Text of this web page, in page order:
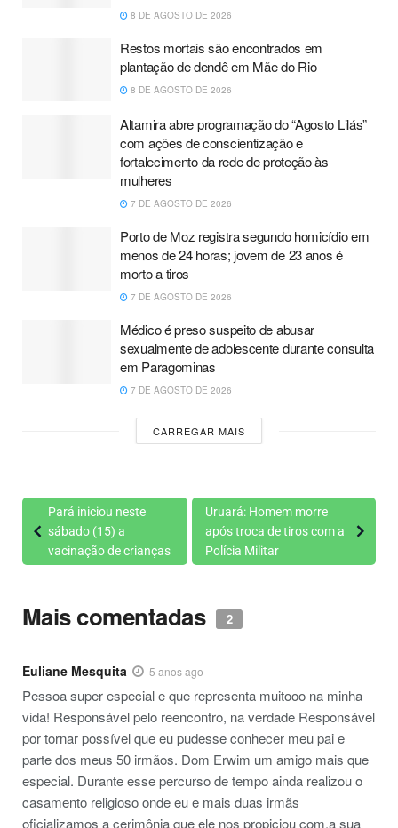
8 DE AGOSTO DE 2026
Restos mortais são encontrados em
plantação de dendê em Mãe do Rio
8 DE AGOSTO DE 2026
Altamira abre programação do “Agosto Lilás”
com ações de conscientização e
fortalecimento da rede de proteção às
mulheres
7 DE AGOSTO DE 2026
Porto de Moz registra segundo homicídio em
menos de 24 horas; jovem de 23 anos é
morto a tiros
7 DE AGOSTO DE 2026
Médico é preso suspeito de abusar
sexualmente de adolescente durante consulta
em Paragominas
7 DE AGOSTO DE 2026
CARREGAR MAIS
Pará iniciou neste
sábado (15) a
vacinação de crianças
Uruará: Homem morre
após troca de tiros com a
Polícia Militar
Mais comentadas 2
Euliane Mesquita 5 anos ago
Pessoa super especial e que representa muitooo na minha
vida! Responsável pelo reencontro, na verdade Responsável
por tornar possível que eu pudesse conhecer meu pai e
parte dos meus 50 irmãos. Dom Erwim um amigo mais que
especial. Durante esse percurso de tempo ainda realizou o
casamento religioso onde eu e mais duas irmãs
oficializamos a cerimônia que ele nos propiciou com.a sua